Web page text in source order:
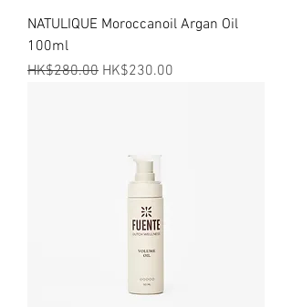
NATULIQUE Moroccanoil Argan Oil
100ml
一般價格
HK$280.00 促銷價格
HK$230.00